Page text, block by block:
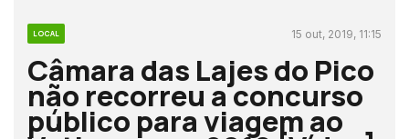
LOCAL 15 out, 2019, 11:15
Câmara das Lajes do Pico
não recorreu a concurso
público para viagem ao